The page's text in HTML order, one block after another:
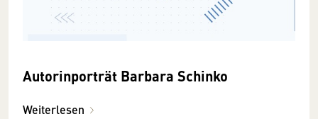
Autorinporträt Barbara Schinko
Weiterlesen